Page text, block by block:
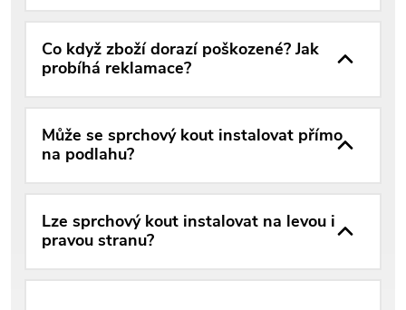
Co když zboží dorazí poškozené? Jak
probíhá reklamace?
Může se sprchový kout instalovat přímo
na podlahu?
Lze sprchový kout instalovat na levou i
pravou stranu?